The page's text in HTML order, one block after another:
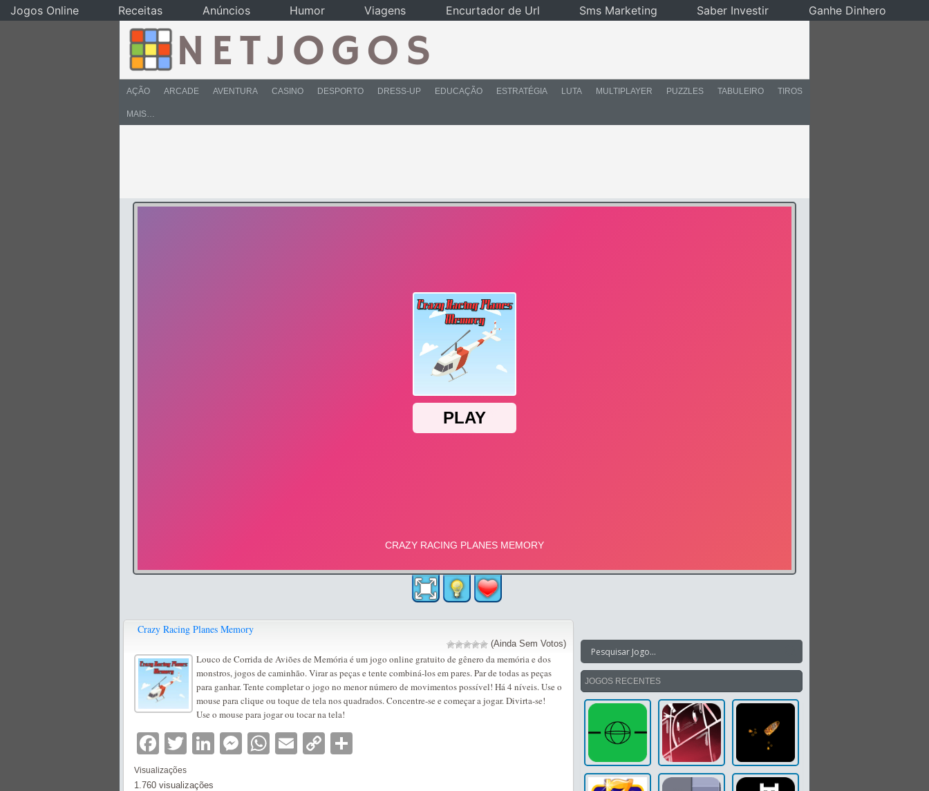
AÇÃO ARCADE AVENTURA CASINO DESPORTO DRESS-UP EDUCAÇÃO ESTRATÉGIA LUTA MULTIPLAYER PUZZLES TABULEIRO TIROS
MAIS…
Crazy Racing Planes Memory
(Ainda Sem Votos)
Louco de Corrida de Aviões de Memória é um jogo online gratuito de gênero da memória e dos
monstros, jogos de caminhão. Virar as peças e tente combiná-los em pares. Par de todas as peças
para ganhar. Tente completar o jogo no menor número de movimentos possível! Há 4 níveis. Use o
mouse para clique ou toque de tela nos quadrados. Concentre-se e começar a jogar. Divirta-se!
Use o mouse para jogar ou tocar na tela!
Facebook
TwitterLinkedIn
Messenger
WhatsApp
EmailCopy
Visualizações
1.760 visualizações
JOGOS RECENTES
Jogos Online Receitas Anúncios Humor Viagens Encurtador de Url Sms Marketing Saber Investir Ganhe Dinhero